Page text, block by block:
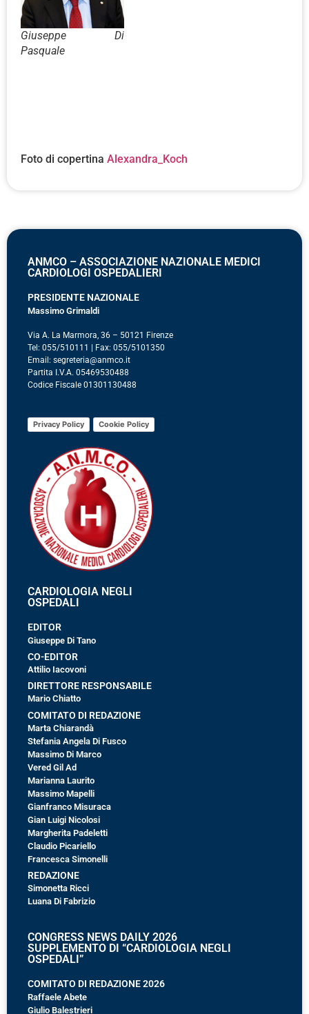
Giuseppe Di
Pasquale
Foto di copertina Alexandra_Koch
ANMCO – ASSOCIAZIONE NAZIONALE MEDICI
CARDIOLOGI OSPEDALIERI
PRESIDENTE NAZIONALE
Massimo Grimaldi
Via A. La Marmora, 36 – 50121 Firenze
Tel: 055/510111 | Fax: 055/5101350
Email: segreteria@anmco.it
Partita I.V.A. 05469530488
Codice Fiscale 01301130488
Privacy Policy Cookie Policy
CARDIOLOGIA NEGLI
OSPEDALI
EDITOR
Giuseppe Di Tano
CO-EDITOR
Attilio Iacovoni
DIRETTORE RESPONSABILE
Mario Chiatto
COMITATO DI REDAZIONE
Marta Chiarandà
Stefania Angela Di Fusco
Massimo Di Marco
Vered Gil Ad
Marianna Laurito
Massimo Mapelli
Gianfranco Misuraca
Gian Luigi Nicolosi
Margherita Padeletti
Claudio Picariello
Francesca Simonelli
REDAZIONE
Simonetta Ricci
Luana Di Fabrizio
CONGRESS NEWS DAILY 2026
SUPPLEMENTO DI “CARDIOLOGIA NEGLI
OSPEDALI”
COMITATO DI REDAZIONE 2026
Raffaele Abete
Giulio Balestrieri